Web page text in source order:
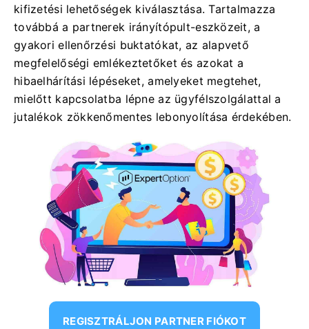
kifizetési lehetőségek kiválasztása. Tartalmazza
továbbá a partnerek irányítópult-eszközeit, a
gyakori ellenőrzési buktatókat, az alapvető
megfelelőségi emlékeztetőket és azokat a
hibaelhárítási lépéseket, amelyeket megtehet,
mielőtt kapcsolatba lépne az ügyfélszolgálattal a
jutalékok zökkenőmentes lebonyolítása érdekében.
REGISZTRÁLJON PARTNER FIÓKOT